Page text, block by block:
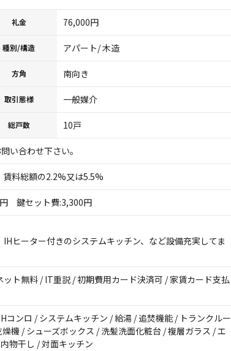
礼金 76,000円
種別/構造 アパート/ 木造
方角 南向き
取引態様 一般媒介
総戸数 10戸
わせ下さい。
料総額の2.2%又は5.5%
鍵セット費:3,300円
ヒーター付きのシステムキッチン、など設備充実してま
ト無料 / IT重説 / 初期費用カード決済可 / 家賃カード支払
ンロ / システムキッチン / 給湯 / 追焚機能 / トランクルー
機 / シューズボックス / 洗髪洗面化粧台 / 複層ガラス / エ
物干し / 対面キッチン